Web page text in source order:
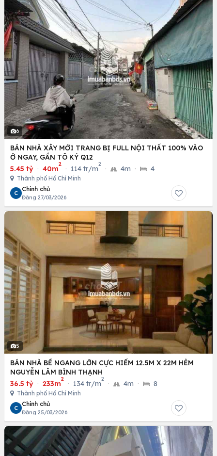
6
BÁN NHÀ XÂY MỚI TRANG BỊ FULL NỘI THẤT 100% VÀO
Ở NGAY, GẦN TÔ KÝ Q12
5.45 tỷ · 40m
2
· 114 tr/m
2
· 4m · 4
Thành phố Hồ Chí Minh
C
Chính chủ
Đăng 27/03/2026
5
BÁN NHÀ BỀ NGANG LỚN CỰC HIẾM 12.5M X 22M HẺM
NGUYỄN LÂM BÌNH THẠNH
36.5 tỷ · 233m
2
· 134 tr/m
2
· 4m · 8
Thành phố Hồ Chí Minh
C
Chính chủ
Đăng 25/03/2026